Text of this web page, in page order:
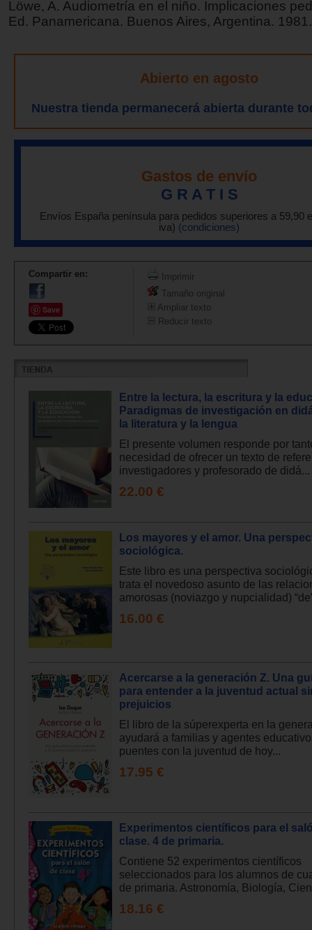
Löwe, A. Audiometría en el niño. Implicaciones
Ed. Panamericana. Buenos Aires, Argentina. 1981.
Abierto en agosto
Nuestra tienda permanecerá abierta durante
Gastos de envío
G R A T I S
Envíos España península para pedidos superiores a 59,90
iva) (condiciones)
Compartir en:
Save
Imprimir
Tamaño original
Ampliar texto
Reducir texto
Entre la lectura, la escritura y la
Paradigmas de investigación en
la literatura y la lengua
El presente volumen responde por
necesidad de ofrecer un texto de
investigadores y profesorado de didá...
22.00 €
Los mayores y el amor. Una
sociológica.
Este libro es una perspectiva
trata el novedoso asunto de las
amorosas (noviazgo y nupcialidad)
16.00 €
Acercarse a la generación Z. Una
para entender a la juventud actual
prejuicios
El libro de la súperexperta en la
ayudará a familias y agentes
puentes con la juventud de hoy...
17.95 €
Experimentos científicos para el
clase. 4 de primaria.
Contiene 52 experimentos científicos
seleccionados para los alumnos de
de primaria. Astronomía, Biología,
18.16 €